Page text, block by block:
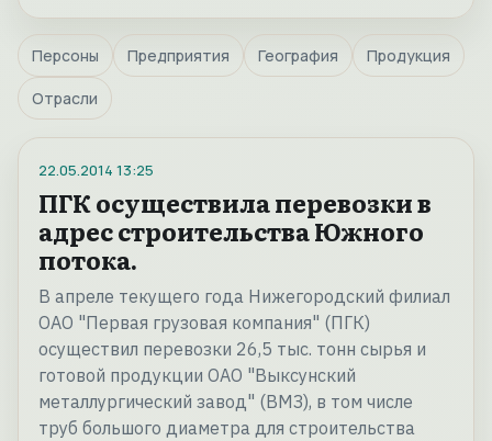
Персоны Предприятия География Продукция
Отрасли
22.05.2014 13:25
ПГК осуществила перевозки в
адрес строительства Южного
потока.
В апреле текущего года Нижегородский филиал
ОАО "Первая грузовая компания" (ПГК)
осуществил перевозки 26,5 тыс. тонн сырья и
готовой продукции ОАО "Выксунский
металлургический завод" (ВМЗ), в том числе
труб большого диаметра для строительства